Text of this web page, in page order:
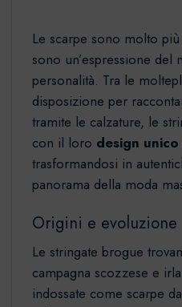
Le scarpe sono molto
sono un’espressione del
personalità. Tra le
disposizione per
tramite le calzature, le
con il loro design
trasformandosi in
panorama della moda
Origini e evoluzione
Le stringate brogue
campagna scozzese e
indossate come scarpe